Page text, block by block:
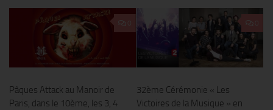
Pâques Attack au Manoir de
Paris, dans le 10ème, les 3, 4
32ème Cérémonie « Les
Victoires de la Musique » en